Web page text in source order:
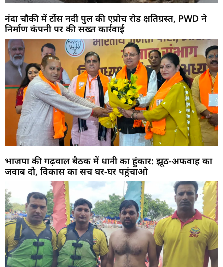
नंदा चौकी में टोंस नदी पुल की एप्रोच रोड क्षतिग्रस्त, PWD ने
निर्माण कंपनी पर की सख्त कार्रवाई
भाजपा की गढ़वाल बैठक में धामी का हुंकार: झूठ-अफवाह का
जवाब दो, विकास का सच घर-घर पहुंचाओ